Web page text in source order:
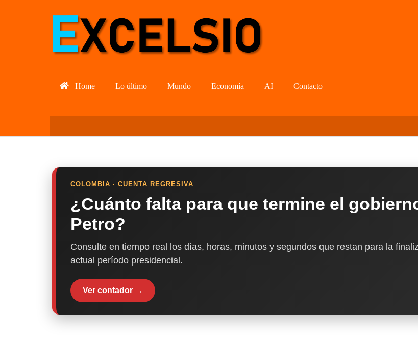
Home Lo último Mundo Economía AI Contacto
COLOMBIA · CUENTA REGRESIVA
¿Cuánto falta para que termine el
Petro?
Consulte en tiempo real los días, horas, minutos y segundos que restan para la
actual período presidencial.
Ver contador →